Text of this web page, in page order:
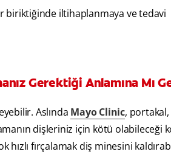
biriktiğinde iltihaplanmaya ve tedavi
Gerektiği Anlamına Mı
Aslında Mayo Clinic,
dişleriniz için kötü olabileceği
hızlı fırçalamak diş minesini